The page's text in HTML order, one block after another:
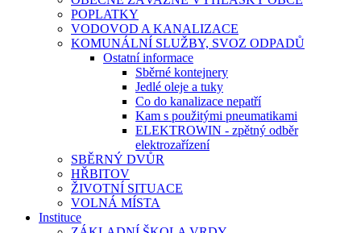
POPLATKY
VODOVOD A KANALIZACE
KOMUNÁLNÍ SLUŽBY, SVOZ ODPADŮ
Ostatní informace
Sběrné kontejnery
Jedlé oleje a tuky
Co do kanalizace nepatří
Kam s použitými pneumatikami
ELEKTROWIN - zpětný odběr
elektrozařízení
SBĚRNÝ DVŮR
HŘBITOV
ŽIVOTNÍ SITUACE
VOLNÁ MÍSTA
Instituce